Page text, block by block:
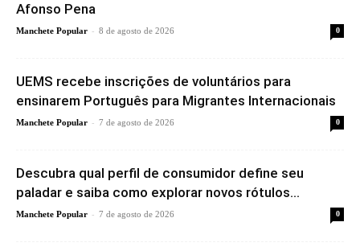
Afonso Pena
Manchete Popular - 8 de agosto de 2026 0
UEMS recebe inscrições de voluntários para
ensinarem Português para Migrantes Internacionais
Manchete Popular - 7 de agosto de 2026 0
Descubra qual perfil de consumidor define seu
paladar e saiba como explorar novos rótulos...
Manchete Popular - 7 de agosto de 2026 0